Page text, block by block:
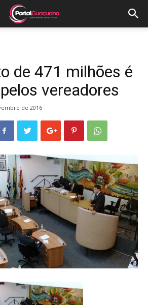
de 471 milhões é
vereadores
de 2016